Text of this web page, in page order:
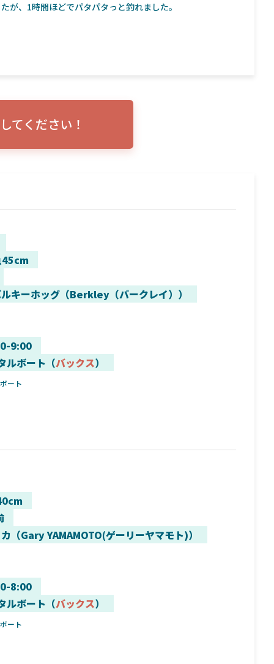
が、1時間ほどでパタパタっと釣れました。
てください！
45cm
キーホッグ（Berkley（バークレイ））
9:00
ルボート（バックス）
ート
（Gary YAMAMOTO(ゲーリーヤマモト)）
8:00
ルボート（バックス）
ート
ショ
ローランス イーグルアイ（EAGLE EYE）イ
ンプレ！ガーミンとの比較も併せてご説明い
たします